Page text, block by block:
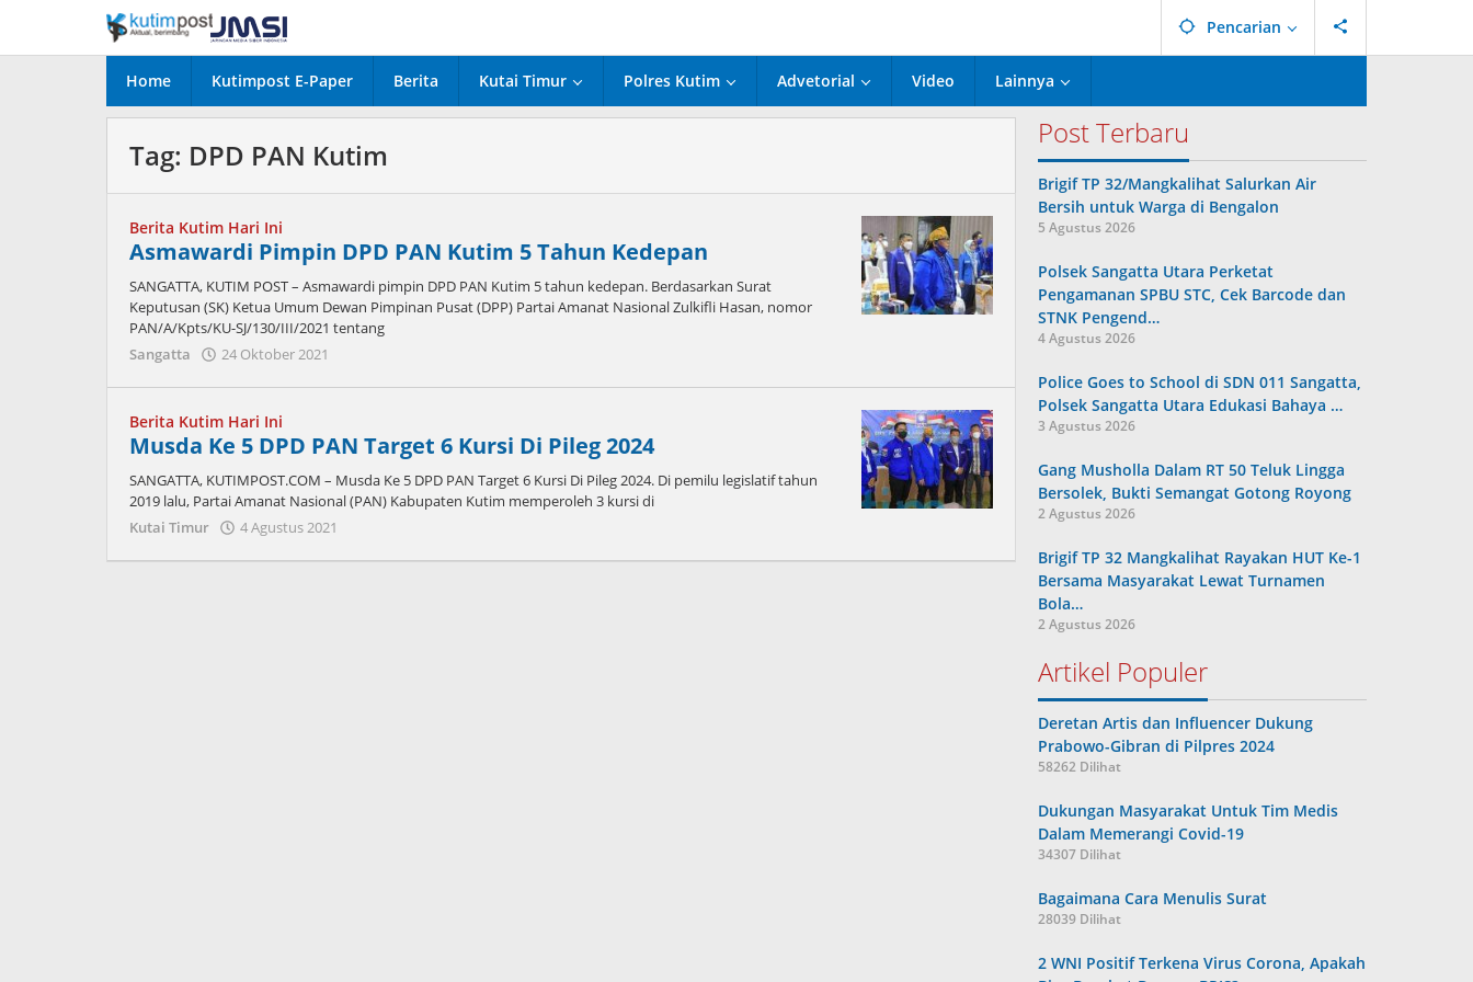
konten
Pencarian
Home Kutimpost E-Paper Berita Kutai Timur Polres Kutim Advetorial Video Lainnya
Tag: DPD PAN Kutim
Berita Kutim Hari Ini
Asmawardi Pimpin DPD PAN Kutim 5 Tahun Kedepan
SANGATTA, KUTIM POST – Asmawardi pimpin DPD PAN Kutim 5 tahun kedepan. Berdasarkan Surat
Keputusan (SK) Ketua Umum Dewan Pimpinan Pusat (DPP) Partai Amanat Nasional Zulkifli Hasan, nomor
PAN/A/Kpts/KU-SJ/130/III/2021 tentang
Sangatta
24 Oktober 2021
Berita Kutim Hari Ini
Musda Ke 5 DPD PAN Target 6 Kursi Di Pileg 2024
SANGATTA, KUTIMPOST.COM – Musda Ke 5 DPD PAN Target 6 Kursi Di Pileg 2024. Di pemilu legislatif tahun
2019 lalu, Partai Amanat Nasional (PAN) Kabupaten Kutim memperoleh 3 kursi di
Kutai Timur
4 Agustus 2021
Post Terbaru
Brigif TP 32/Mangkalihat Salurkan Air
Bersih untuk Warga di Bengalon
5 Agustus 2026
Polsek Sangatta Utara Perketat
Pengamanan SPBU STC, Cek Barcode dan
STNK Pengend…
4 Agustus 2026
Police Goes to School di SDN 011 Sangatta,
Polsek Sangatta Utara Edukasi Bahaya …
3 Agustus 2026
Gang Musholla Dalam RT 50 Teluk Lingga
Bersolek, Bukti Semangat Gotong Royong
2 Agustus 2026
Brigif TP 32 Mangkalihat Rayakan HUT Ke-1
Bersama Masyarakat Lewat Turnamen
Bola…
2 Agustus 2026
Artikel Populer
Deretan Artis dan Influencer Dukung
Prabowo-Gibran di Pilpres 2024
58262 Dilihat
Dukungan Masyarakat Untuk Tim Medis
Dalam Memerangi Covid-19
34307 Dilihat
Bagaimana Cara Menulis Surat
28039 Dilihat
2 WNI Positif Terkena Virus Corona, Apakah